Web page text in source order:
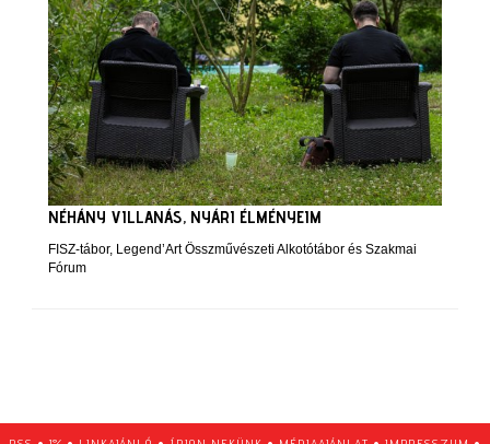
NÉHÁNY VILLANÁS, NYÁRI ÉLMÉNYEIM
FISZ-tábor, Legend’Art Összművészeti Alkotótábor és Szakmai
Fórum